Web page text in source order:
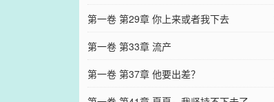
第一卷 第29章 你上来或者我下去
第一卷 第33章 流产
第一卷 第37章 他要出差？